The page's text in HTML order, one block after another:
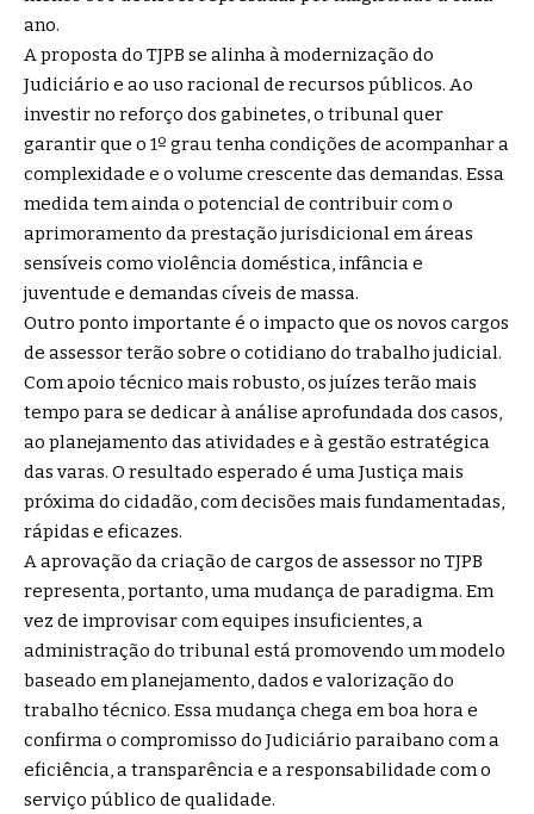
ano.
A proposta do TJPB se alinha à modernização do
Judiciário e ao uso racional de recursos públicos. Ao
investir no reforço dos gabinetes, o tribunal quer
garantir que o 1º grau tenha condições de acompanhar a
complexidade e o volume crescente das demandas. Essa
medida tem ainda o potencial de contribuir com o
aprimoramento da prestação jurisdicional em áreas
sensíveis como violência doméstica, infância e
juventude e demandas cíveis de massa.
Outro ponto importante é o impacto que os novos cargos
de assessor terão sobre o cotidiano do trabalho judicial.
Com apoio técnico mais robusto, os juízes terão mais
tempo para se dedicar à análise aprofundada dos casos,
ao planejamento das atividades e à gestão estratégica
das varas. O resultado esperado é uma Justiça mais
próxima do cidadão, com decisões mais fundamentadas,
rápidas e eficazes.
A aprovação da criação de cargos de assessor no TJPB
representa, portanto, uma mudança de paradigma. Em
vez de improvisar com equipes insuficientes, a
administração do tribunal está promovendo um modelo
baseado em planejamento, dados e valorização do
trabalho técnico. Essa mudança chega em boa hora e
confirma o compromisso do Judiciário paraibano com a
eficiência, a transparência e a responsabilidade com o
serviço público de qualidade.